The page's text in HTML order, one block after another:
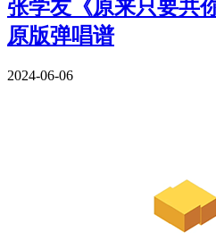
张学友《原来只要共
原版弹唱谱
2024-06-06